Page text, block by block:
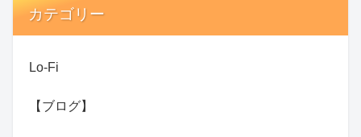
カテゴリー
Lo-Fi
【ブログ】